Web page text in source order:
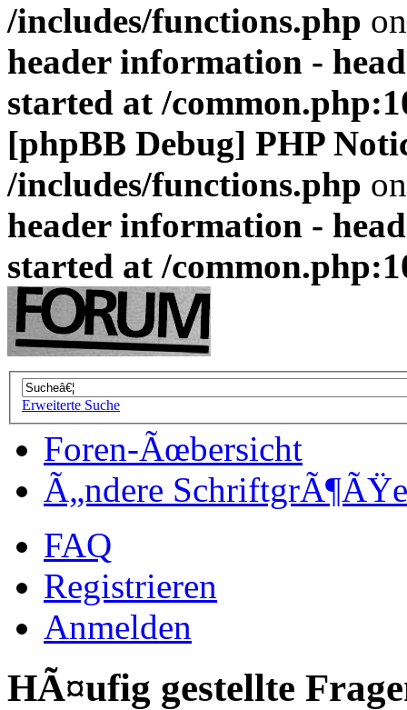
/includes/functions.php
header information -
started at /
[phpBB Debug] PHP
/includes/functions.php
header information -
started at /
Erweiterte Suche
Foren-Ãœbersicht
Ã„ndere SchriftgrÃ¶ÃŸe
FAQ
Registrieren
Anmelden
HÃ¤ufig gestellte